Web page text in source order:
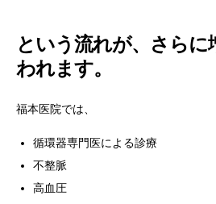
という流れが、さらに
われます。
福本医院では、
循環器専門医による診療
不整脈
高血圧